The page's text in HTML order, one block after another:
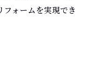
ォームを実現でき